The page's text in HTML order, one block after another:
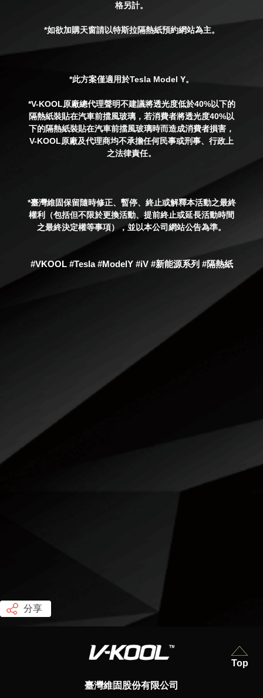
格另計。
*如欲加購天窗請以特斯拉隔熱紙預約網站為主。
*此方案僅適用於Tesla Model Y。
*V-KOOL原廠總代理聲明不建議將透光度低於40%以下的
隔熱紙裝貼在汽車前擋風玻璃，若消費者將透光度40%以
下的隔熱紙裝貼在汽車前擋風玻璃時而造成消費者損害，
V-KOOL原廠及代理商均不承擔任何民事或刑事、行政上
之法律責任。
*臺灣維固保留隨時修正、暫停、終止或解釋本活動之最終
權利（包括但不限於更換活動、提前終止或延長活動時間
之最終決定權等事項），並以本公司網站公告為準。
#VKOOL #Tesla #ModelY #iV #新能源系列 #隔熱紙
分享
臺灣維固股份有限公司
Top